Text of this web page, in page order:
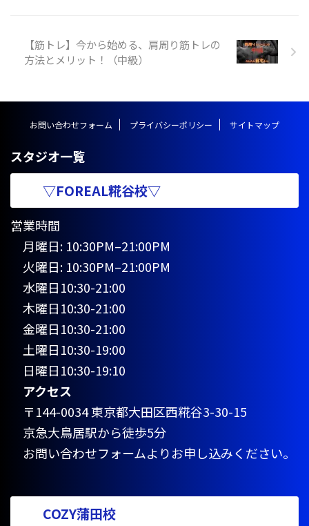
プリング https://y ...
【筋トレ】今から始める、肩周り筋トレの
方法とメリット！（中級）
お問い合わせフォーム プライバシーポリシー サイトマップ
スタジオ一覧
▽FOREAL糀谷校▽
営業時間
月曜日: 10:30PM–21:00PM
火曜日: 10:30PM–21:00PM
水曜日10:30-21:00
木曜日10:30-21:00
金曜日10:30-21:00
土曜日10:30-19:00
日曜日10:30-19:10
アクセス
〒144-0034 東京都大田区西糀谷3-30-15
京急大鳥居駅から徒歩5分
お問い合わせフォームよりお申し込みください。
COZY蒲田校